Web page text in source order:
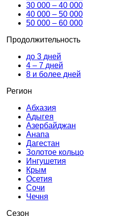
30 000 – 40 000
40 000 – 50 000
50 000 – 60 000
Продолжительность
до 3 дней
4 – 7 дней
8 и более дней
Регион
Абхазия
Адыгея
Азербайджан
Анапа
Дагестан
Золотое кольцо
Ингушетия
Крым
Осетия
Сочи
Чечня
Сезон